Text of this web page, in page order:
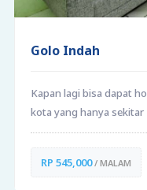
Golo Indah
Kapan lagi bisa dapat
kota yang hanya sekitar
RP 545,000/ MALAM